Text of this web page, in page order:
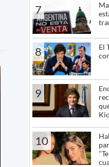
7
8
El
9
10